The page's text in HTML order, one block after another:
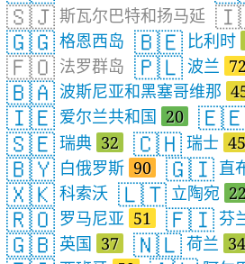
🇸🇯 斯瓦尔巴特和扬马延
🇬🇬 格恩西岛 🇧🇪 比利时
🇫🇴 法罗群岛 🇵🇱 波兰
🇧🇦 波斯尼亚和黑塞哥维那
🇮🇪 爱尔兰共和国 20
🇸🇪 瑞典 32 🇨🇭 瑞士 45
🇧🇾 白俄罗斯 90 🇬🇮 直
🇽🇰 科索沃 🇱🇹 立陶宛
🇷🇴 罗马尼亚 51 🇫🇮 芬
🇬🇧 英国 37 🇳🇱 荷兰